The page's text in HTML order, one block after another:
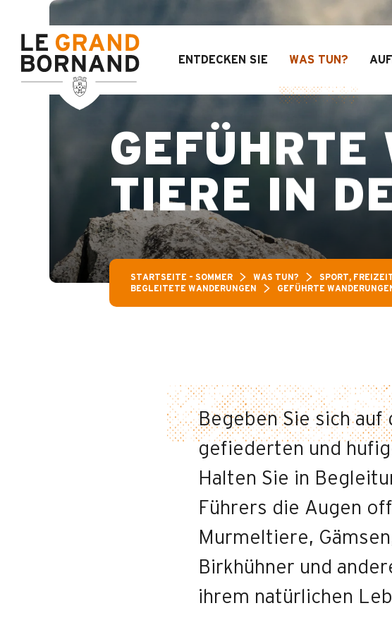
contenu
principal
Aravis-
ENTDECKEN SIE WAS TUN?
GEFÜHRTE
TIERE IN
STARTSEITE – SOMMER WAS TUN? SPORT,
BEGLEITETE WANDERUNGEN
GEFÜHRTE
Begeben Sie sich auf
gefiederten und
Halten Sie in
Führers die Augen
Murmeltiere,
Birkhühner und
ihrem natürlichen